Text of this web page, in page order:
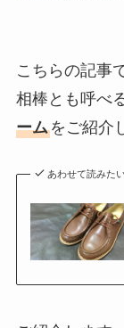
こちらの記事
相棒とも呼べ
ームをご紹介
あわせて読みた